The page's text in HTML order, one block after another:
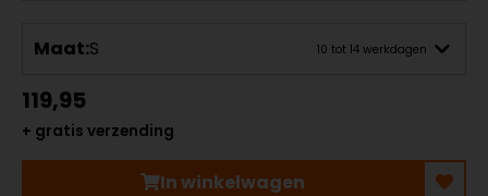
Maat:S 10 tot 14 werkdagen
119,95
+ gratis verzending
In winkelwagen